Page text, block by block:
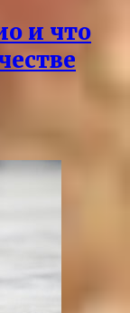
и что